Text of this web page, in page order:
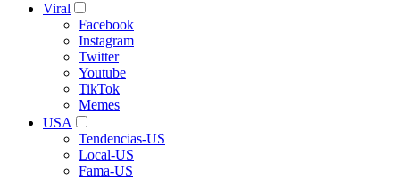
Viral
Facebook
Instagram
Twitter
Youtube
TikTok
Memes
USA
Tendencias-US
Local-US
Fama-US